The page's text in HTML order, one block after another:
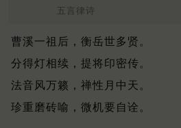
五言律诗
曹溪一祖后，衡岳世多贤。
分得灯相续，提将印密传。
法音风万籁，禅性月中天。
珍重磨砖喻，微机要自诠。